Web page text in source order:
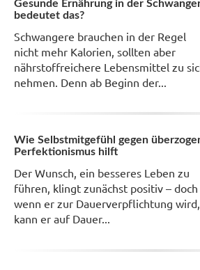
Gesunde Ernährung in der
bedeutet das?
Schwangere brauchen in der Regel
nicht mehr Kalorien, sollten aber
nährstoffreichere Lebensmittel zu
nehmen. Denn ab Beginn der...
Wie Selbstmitgefühl gegen
Perfektionismus hilft
Der Wunsch, ein besseres Leben zu
führen, klingt zunächst positiv – doch
wenn er zur Dauerverpflichtung wird,
kann er auf Dauer...